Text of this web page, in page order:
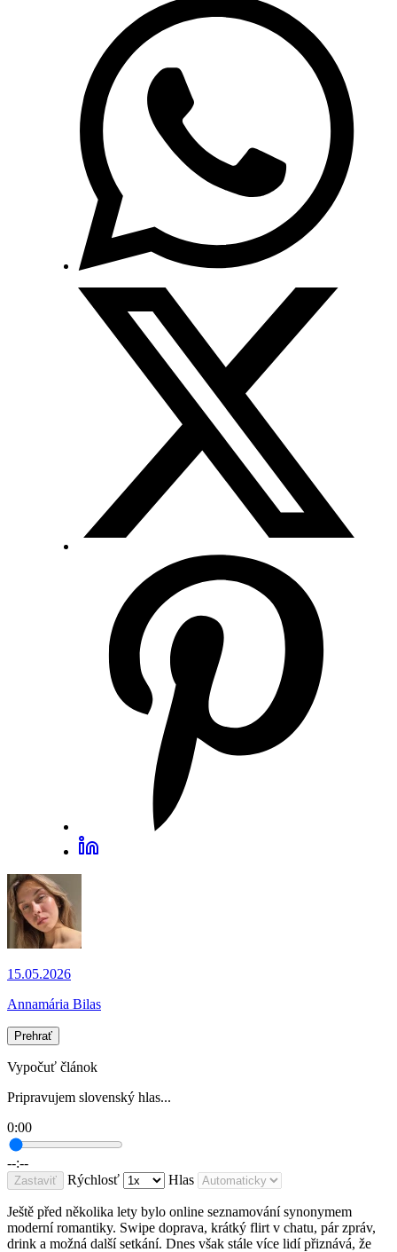
15.05.2026
Annamária Bilas
Prehrať
Vypočuť článok
Pripravujem slovenský hlas...
0:00
--:--
Zastaviť Rýchlosť Hlas
Ještě před několika lety bylo online seznamování synonymem
moderní romantiky. Swipe doprava, krátký flirt v chatu, pár zpráv,
drink a možná další setkání. Dnes však stále více lidí přiznává, že